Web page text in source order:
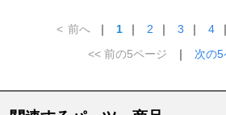
< 前へ ｜ 1 ｜ 2 ｜ 3 ｜ 4
<< 前の5ページ
｜ 次の